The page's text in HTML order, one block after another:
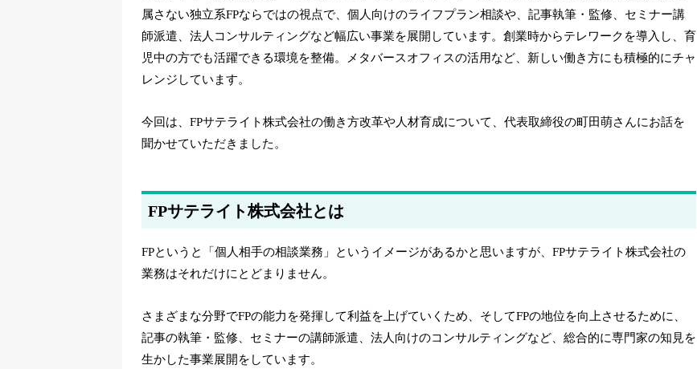
属さない独立系FPならではの視点で、個人向けのライフプラン相談や、記事執筆・監修、セミナー講
師派遣、法人コンサルティングなど幅広い事業を展開しています。創業時からテレワークを導入し、育
児中の方でも活躍できる環境を整備。メタバースオフィスの活用など、新しい働き方にも積極的にチャ
レンジしています。
今回は、FPサテライト株式会社の働き方改革や人材育成について、代表取締役の町田萌さんにお話を
聞かせていただきました。
FPサテライト株式会社とは
FPというと「個人相手の相談業務」というイメージがあるかと思いますが、FPサテライト株式会社の
業務はそれだけにとどまりません。
さまざまな分野でFPの能力を発揮して利益を上げていくため、そしてFPの地位を向上させるために、
記事の執筆・監修、セミナーの講師派遣、法人向けのコンサルティングなど、総合的に専門家の知見を
生かした事業展開をしています。